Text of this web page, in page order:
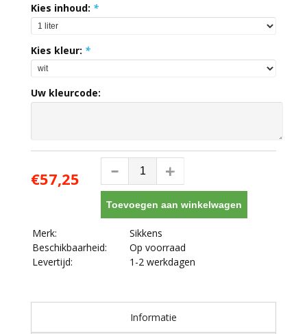
Kies inhoud: *
Kies kleur: *
Uw kleurcode:
€57,25
Toevoegen aan winkelwagen
Merk:
Sikkens
Beschikbaarheid:
Op voorraad
Levertijd:
1-2 werkdagen
Informatie